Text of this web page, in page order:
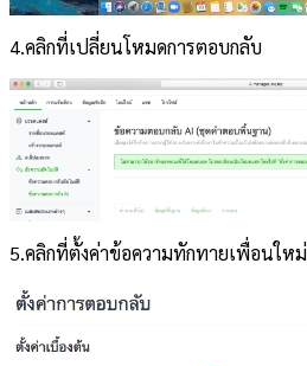
4.คลิกที่เปลี่ยนโหมดการตอบกลับ
5.คลิกที่ตั้งค่าข้อความทักทายเพื่อนใหม่